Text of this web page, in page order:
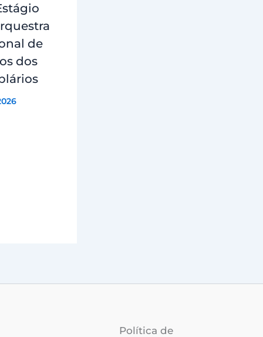
de
dos
Política de